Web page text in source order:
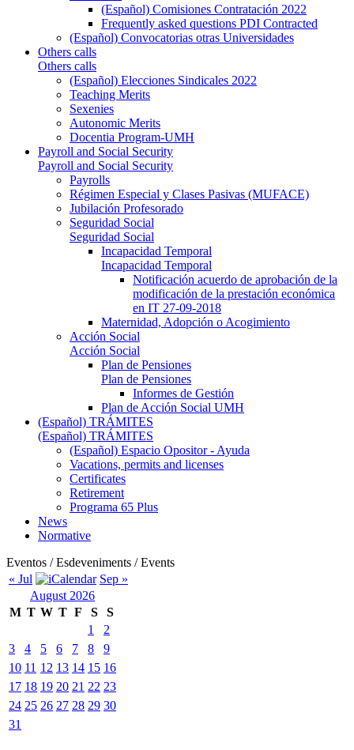
(Español) Comisiones Contratación 2022
Frequently asked questions PDI Contracted
(Español) Convocatorias otras Universidades
Others calls
Others calls
(Español) Elecciones Sindicales 2022
Teaching Merits
Sexenies
Autonomic Merits
Docentia Program-UMH
Payroll and Social Security
Payroll and Social Security
Payrolls
Régimen Especial y Clases Pasivas (MUFACE)
Jubilación Profesorado
Seguridad Social
Seguridad Social
Incapacidad Temporal
Incapacidad Temporal
Notificación acuerdo de aprobación de la
modificación de la prestación económica
en IT 27-09-2018
Maternidad, Adopción o Acogimiento
Acción Social
Acción Social
Plan de Pensiones
Plan de Pensiones
Informes de Gestión
Plan de Acción Social UMH
(Español) TRÁMITES
(Español) TRÁMITES
(Español) Espacio Opositor - Ayuda
Vacations, permits and licenses
Certificates
Retirement
Programa 65 Plus
News
Normative
Eventos / Esdeveniments / Events
« Jul
Sep »
August 2026
M T W T F S
S
1
2
3
4 5 6 7 8
9
10 11 12 13 14 15 16
17 18 19 20 21 22 23
24 25 26 27 28 29 30
31